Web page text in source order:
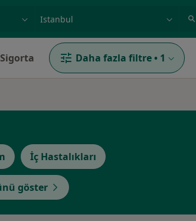
Sigorta Daha fazla filtre • 1
İç Hastalıkları
göster